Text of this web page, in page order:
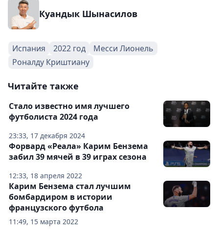
Куандык Шынасилов
Испания 2022 год
Месси Лионель
Роналду Криштиану
Читайте также
23:33, 17 декабря 2024
Стало известно имя лучшего
футболиста 2024 года
12:33, 18 апреля 2022
Форвард «Реала» Карим Бензема
забил 39 мячей в 39 играх сезона
11:49, 15 марта 2022
Карим Бензема стал лучшим
бомбардиром в истории
французского футбола